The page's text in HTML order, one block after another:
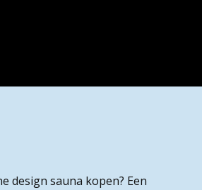
design sauna kopen? Een